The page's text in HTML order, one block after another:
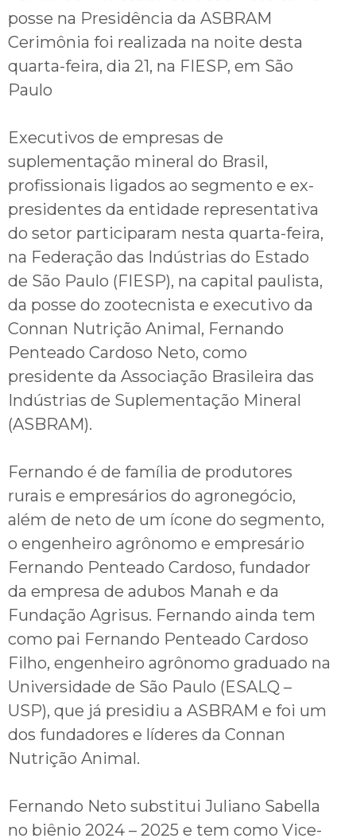
posse na Presidência da ASBRAM
Cerimônia foi realizada na noite desta
quarta-feira, dia 21, na FIESP, em São
Paulo
Executivos de empresas de
suplementação mineral do Brasil,
profissionais ligados ao segmento e ex-
presidentes da entidade representativa
do setor participaram nesta quarta-feira,
na Federação das Indústrias do Estado
de São Paulo (FIESP), na capital paulista,
da posse do zootecnista e executivo da
Connan Nutrição Animal, Fernando
Penteado Cardoso Neto, como
presidente da Associação Brasileira das
Indústrias de Suplementação Mineral
(ASBRAM).
Fernando é de família de produtores
rurais e empresários do agronegócio,
além de neto de um ícone do segmento,
o engenheiro agrônomo e empresário
Fernando Penteado Cardoso, fundador
da empresa de adubos Manah e da
Fundação Agrisus. Fernando ainda tem
como pai Fernando Penteado Cardoso
Filho, engenheiro agrônomo graduado na
Universidade de São Paulo (ESALQ –
USP), que já presidiu a ASBRAM e foi um
dos fundadores e líderes da Connan
Nutrição Animal.
Fernando Neto substitui Juliano Sabella
no biênio 2024 – 2025 e tem como Vice-